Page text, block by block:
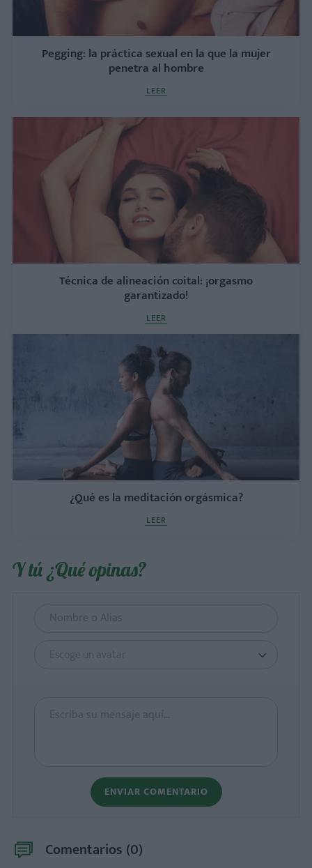
Pegging: la práctica sexual en la que la mujer
penetra al hombre
LEER
Técnica de alineación coital: ¡orgasmo
garantizado!
LEER
¿Qué es la meditación orgásmica?
LEER
Y tú ¿Qué opinas?
Escoge un avatar
ENVIAR COMENTARIO
Comentarios (0)